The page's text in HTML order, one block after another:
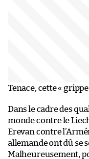
Tenace, cette « grippe
Dans le cadre des
monde contre le
Erevan contre
allemande ont dû se
Malheureusement,